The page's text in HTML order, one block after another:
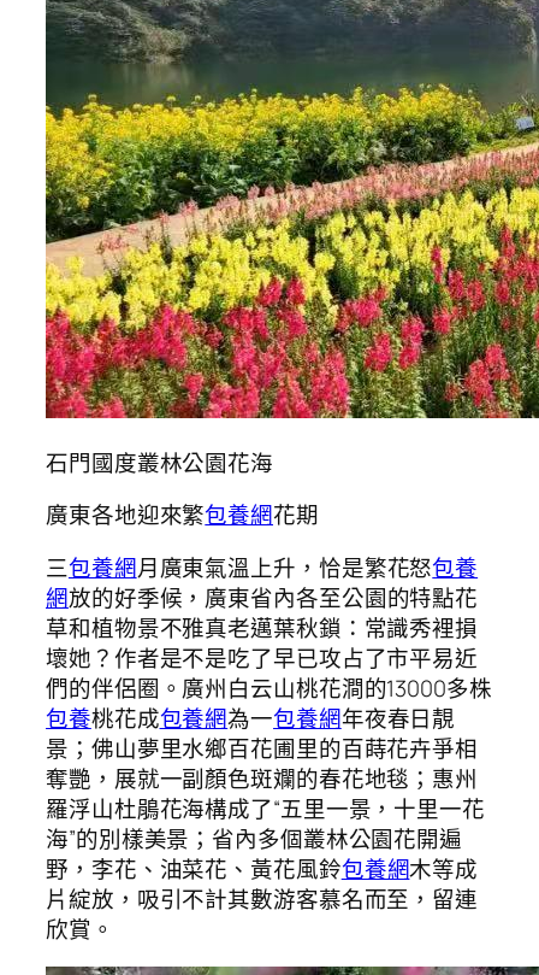
石門國度叢林公園花海
廣東各地迎來繁包養網花期
三包養網月廣東氣溫上升，恰是繁花怒包養
網放的好季候，廣東省內各至公園的特點花
草和植物景不雅真老邁葉秋鎖：常識秀裡損
壞她？作者是不是吃了早已攻占了市平易近
們的伴侶圈。廣州白云山桃花澗的13000多株
包養桃花成包養網為一包養網年夜春日靚
景；佛山夢里水鄉百花圃里的百蒔花卉爭相
奪艷，展就一副顏色斑斕的春花地毯；惠州
羅浮山杜鵑花海構成了“五里一景，十里一花
海”的別樣美景；省內多個叢林公園花開遍
野，李花、油菜花、黃花風鈴包養網木等成
片綻放，吸引不計其數游客慕名而至，留連
欣賞。